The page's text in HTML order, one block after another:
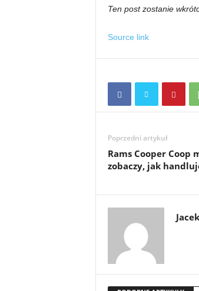
Ten post zostanie
Source link
Poprzedni artykuł
Rams Cooper Coop
zobaczy, jak